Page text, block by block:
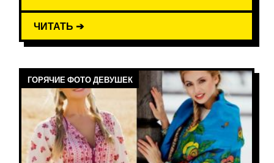
ЧИТАТЬ ➔
ГОРЯЧИЕ ФОТО ДЕВУШЕК